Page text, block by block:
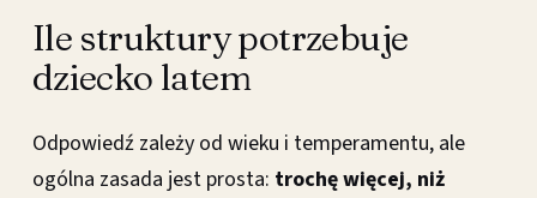
Ile struktury potrzebuje
dziecko latem
Odpowiedź zależy od wieku i temperamentu, ale
ogólna zasada jest prosta: trochę więcej, niż